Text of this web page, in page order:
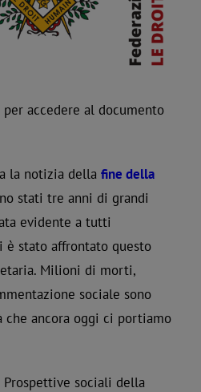
accedere al documento
la notizia della fine della
stati tre anni di grandi
evidente a tutti
è stato affrontato questo
Milioni di morti,
sociale sono
ancora oggi ci portiamo
Prospettive sociali della